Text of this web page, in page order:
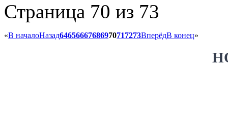
Страница 70 из 73
«В началоНазад64656667686970717273ВперёдВ конец»